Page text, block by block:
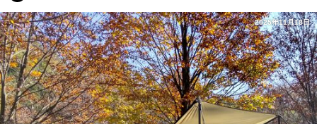
2025年11月18日